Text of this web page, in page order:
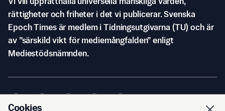
Vi vill upprätthålla universella mänskliga värden,
rättigheter och friheter i det vi publicerar. Svenska
Epoch Times är medlem i Tidningsutgivarna (TU) och är
av ”särskild vikt för mediemångfalden” enligt
Mediestödsnämnden.
Cookies